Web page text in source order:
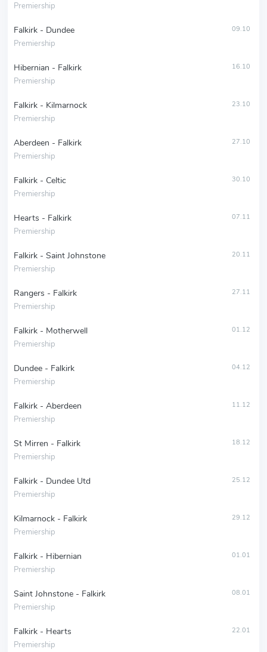
Premiership
Falkirk - Dundee
Premiership
09.10
Hibernian - Falkirk
Premiership
16.10
Falkirk - Kilmarnock
Premiership
23.10
Aberdeen - Falkirk
Premiership
27.10
Falkirk - Celtic
Premiership
30.10
Hearts - Falkirk
Premiership
07.11
Falkirk - Saint Johnstone
Premiership
20.11
Rangers - Falkirk
Premiership
27.11
Falkirk - Motherwell
Premiership
01.12
Dundee - Falkirk
Premiership
04.12
Falkirk - Aberdeen
Premiership
11.12
St Mirren - Falkirk
Premiership
18.12
Falkirk - Dundee Utd
Premiership
25.12
Kilmarnock - Falkirk
Premiership
29.12
Falkirk - Hibernian
Premiership
01.01
Saint Johnstone - Falkirk
Premiership
08.01
Falkirk - Hearts
Premiership
22.01